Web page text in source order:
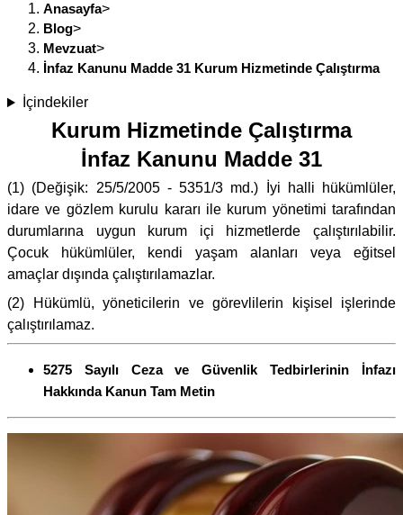
Anasayfa>
Blog>
Mevzuat>
İnfaz Kanunu Madde 31 Kurum Hizmetinde Çalıştırma
İçindekiler
Kurum Hizmetinde Çalıştırma
İnfaz Kanunu Madde 31
(1) (Değişik: 25/5/2005 - 5351/3 md.) İyi halli hükümlüler,
idare ve gözlem kurulu kararı ile kurum yönetimi tarafından
durumlarına uygun kurum içi hizmetlerde çalıştırılabilir.
Çocuk hükümlüler, kendi yaşam alanları veya eğitsel
amaçlar dışında çalıştırılamazlar.
(2) Hükümlü, yöneticilerin ve görevlilerin kişisel işlerinde
çalıştırılamaz.
5275 Sayılı Ceza ve Güvenlik Tedbirlerinin İnfazı
Hakkında Kanun Tam Metin